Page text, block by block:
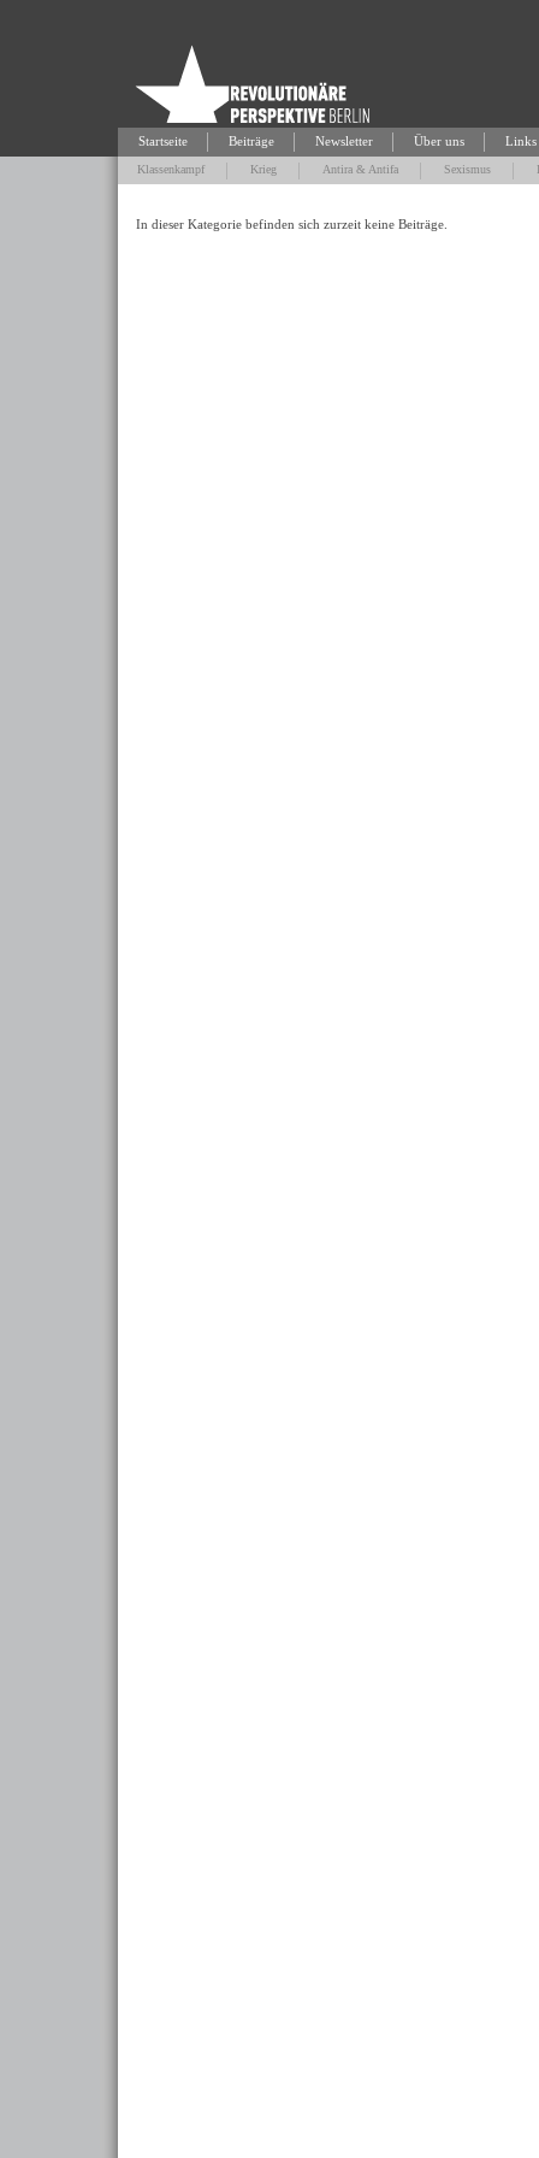
Startseite Beiträge Newsletter Über uns Links
Klassenkampf Krieg Antira & Antifa Sexismus
In dieser Kategorie befinden sich zurzeit keine Beiträge.